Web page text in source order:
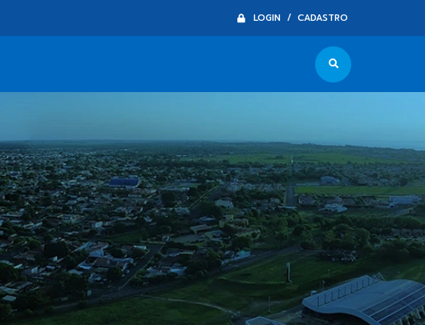
LOGIN / CADASTRO